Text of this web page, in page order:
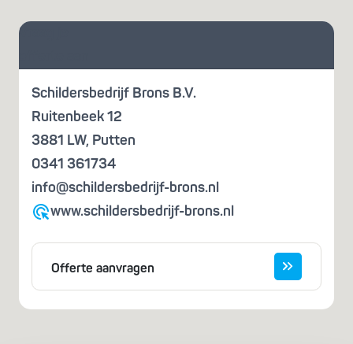
Vraag je
Schildersbedrijf Brons B.V.
Ruitenbeek 12
3881 LW, Putten
0341 361734
info@schildersbedrijf-brons.nl
www.schildersbedrijf-brons.nl
Offerte aanvragen